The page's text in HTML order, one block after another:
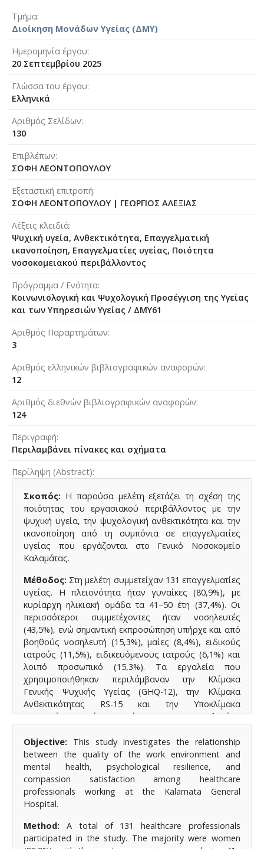
Τμήμα
Διοίκηση Μονάδων Υγείας (ΔΜΥ)
Ημερομηνία έργου
20 Σεπτεμβρίου 2025
Γλώσσα του έργου
Ελληνικά
Αριθμός Σελίδων
130
Επιβλέπων
ΣΟΦΗ ΛΕΟΝΤΟΠΟΥΛΟΥ
Εξεταστική επιτροπή
ΣΟΦΗ ΛΕΟΝΤΟΠΟΥΛΟΥ | ΓΕΩΡΓΙΟΣ ΑΛΕΞΙΑΣ
Λέξεις κλειδιά
Ψυχική υγεία, Ανθεκτικότητα, Επαγγελματική
ικανοποίηση, Επαγγελματίες υγείας, Ποιότητα
νοσοκομειακού περιβάλλοντος
Πρόγραμμα / Ενότητα
Κοινωνιολογική και Ψυχολογική Προσέγγιση της Υγείας
και των Υπηρεσιών Υγείας / ΔΜΥ61
Αριθμός Παραρτημάτων
3
Αριθμός ελληνικών βιβλιογραφικών αναφορών
12
Αριθμός διεθνών βιβλιογραφικών αναφορών
124
Περιγραφή
Περιλαμβάνει πίνακες και σχήματα
Περίληψη (Abstract)
Σκοπός: Η παρούσα μελέτη εξετάζει τη σχέση της
ποιότητας του εργασιακού περιβάλλοντος με την
ψυχική υγεία, την ψυχολογική ανθεκτικότητα και την
ικανοποίηση από τη συμπόνια σε επαγγελματίες
υγείας που εργάζονται στο Γενικό Νοσοκομείο
Καλαμάτας.
Μέθοδος: Στη μελέτη συμμετείχαν 131 επαγγελματίες
υγείας. Η πλειονότητα ήταν γυναίκες (80,9%), με
κυρίαρχη ηλικιακή ομάδα τα 41–50 έτη (37,4%). Οι
περισσότεροι συμμετέχοντες ήταν νοσηλευτές
(43,5%), ενώ σημαντική εκπροσώπηση υπήρχε και από
βοηθούς νοσηλευτή (15,3%), μαίες (8,4%), ειδικούς
ιατρούς (11,5%), ειδικευόμενους ιατρούς (6,1%) και
λοιπό προσωπικό (15,3%). Τα εργαλεία που
χρησιμοποιήθηκαν περιλάμβαναν την Κλίμακα
Γενικής Ψυχικής Υγείας (GHQ-12), την Κλίμακα
Ανθεκτικότητας RS-15 και την Υποκλίμακα
Ικανοποίησης από τη Συμπόνια του Ερωτηματολογίου
μη κανονικής κατανομής των δεδομένων,
εφαρμόστηκαν μη παραμετρικές στατιστικές
δοκιμασίες (Kruskal–Wallis, Mann–Whitney U και
Spearman’s correlation), ενώ η εσωτερική συνέπεια
των εργαλείων αξιολογήθηκε με τον δείκτη Cronbach’s
alpha.
Αποτελέσματα:Όλες οι κλίμακες εμφάνισαν
εξαιρετική εσωτερική συνέπεια: GHQ-12 (Cronbach’s α
Objective: This study investigates the relationship
between the quality of the work environment and
mental health, psychological resilience, and
compassion satisfaction among healthcare
professionals working at the Kalamata General
Hospital.
Method: A total of 131 healthcare professionals
participated in the study. The majority were women